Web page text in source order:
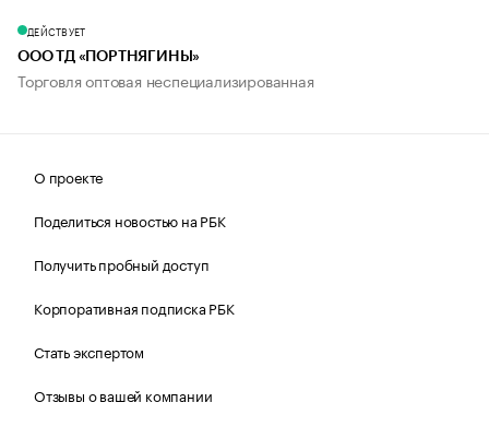
ДЕЙСТВУЕТ
ООО ТД «ПОРТНЯГИНЫ»
Торговля оптовая неспециализированная
О проекте
Поделиться новостью на РБК
Получить пробный доступ
Корпоративная подписка РБК
Стать экспертом
Отзывы о вашей компании